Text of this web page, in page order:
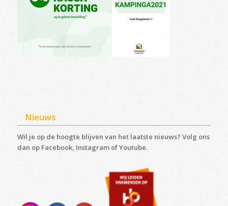
Nieuws
Wil je op de hoogte blijven van het laatste nieuws? Volg ons
dan op Facebook, Instagram of Youtube.